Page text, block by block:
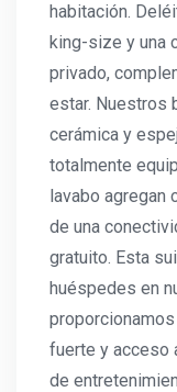
habitación.
king-size y una
privado,
estar. Nuestros
cerámica y
totalmente
lavabo agregan
de una
gratuito. Esta
huéspedes en
fuerte y acceso
de